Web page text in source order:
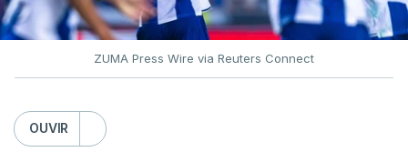
ZUMA Press Wire via Reuters Connect
OUVIR